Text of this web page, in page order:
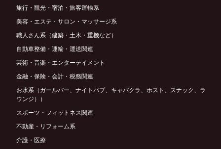
旅行・観光・宿泊・旅客運輸系
美容・エステ・サロン・マッサージ系
職人さん系（建築・土木・重機など）
自動車整備・運輸・運送関連
芸術・音楽・エンターテイメント
金融・保険・会計・税務関連
お水系（ガールバー、ナイトパブ、キャバクラ、ホスト、スナック、ラ
ウンジ））
スポーツ・フィットネス関連
不動産・リフォーム系
介護・医療